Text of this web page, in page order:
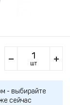
шт
- выбирайте
сейчас